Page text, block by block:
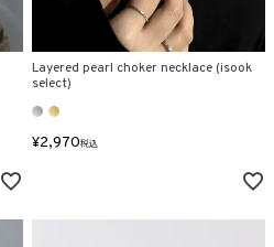
Layered pearl choker necklace (isook
select)
¥2,970税込